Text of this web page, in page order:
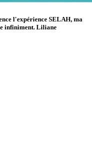
l'expérience SELAH, ma
infiniment. Liliane